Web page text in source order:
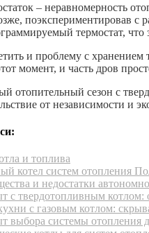
– неравномерность
поэкспериментировав с
термостат, что
и проблему с
момент, и часть дров
отопительный сезон с
от независимости и
и топлива
котел систем отопления
и недостатки
с твердотопливным котлом:
с газовым котлом:
выбора системы отопления